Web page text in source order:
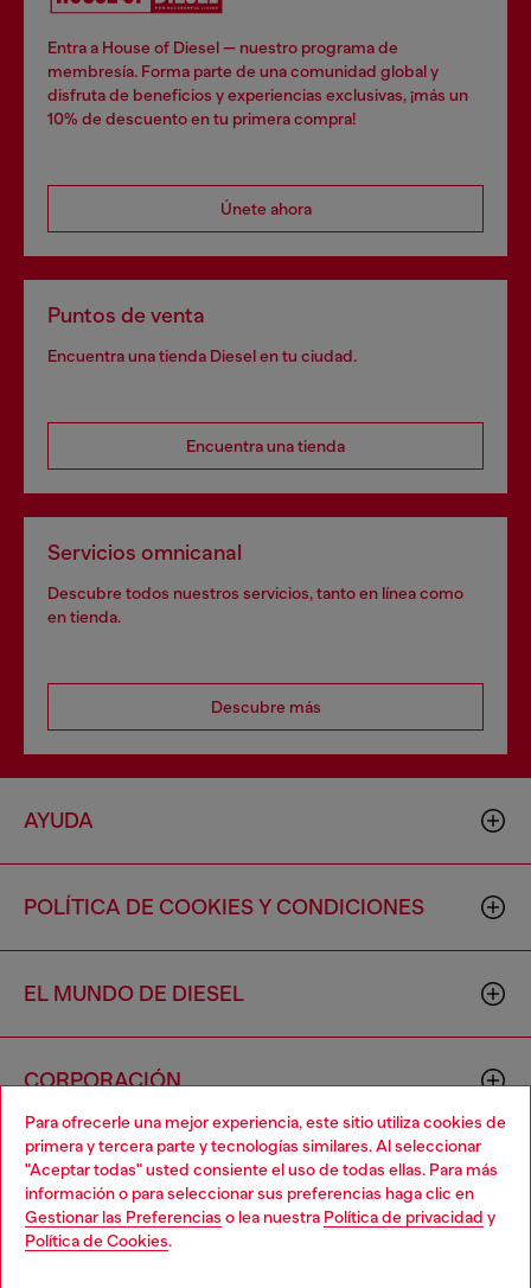
Para ofrecerle una mejor experiencia, este sitio utiliza cookies de
primera y tercera parte y tecnologías similares. Al seleccionar
"Aceptar todas" usted consiente el uso de todas ellas. Para más
información o para seleccionar sus preferencias haga clic en
Gestionar las Preferencias o lea nuestra Política de privacidad y
Política de Cookies.
Entra a House of Diesel — nuestro programa de
membresía. Forma parte de una comunidad global y
disfruta de beneficios y experiencias exclusivas, ¡más un
10% de descuento en tu primera compra!
Únete ahora
Puntos de venta
Encuentra una tienda Diesel en tu ciudad.
Encuentra una tienda
Servicios omnicanal
Descubre todos nuestros servicios, tanto en línea como
en tienda.
Descubre más
AYUDA
POLÍTICA DE COOKIES Y CONDICIONES
EL MUNDO DE DIESEL
CORPORACIÓN